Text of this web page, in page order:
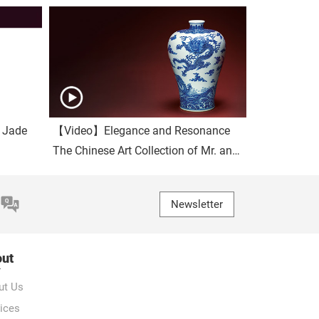
Jade
【Video】Elegance and Resonance
The Chinese Art Collection of Mr. and
Newsletter
Us